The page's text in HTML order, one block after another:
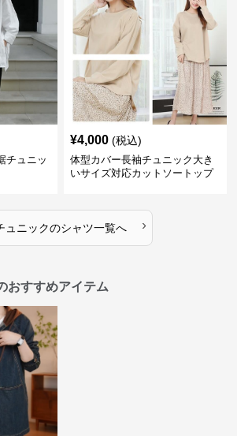
チュニッ
¥4,000 (税込)
体型カバー長袖チュニック大き
いサイズ対応カットソートップ
ュニックのシャツ一覧へ ›
おすすめアイテム